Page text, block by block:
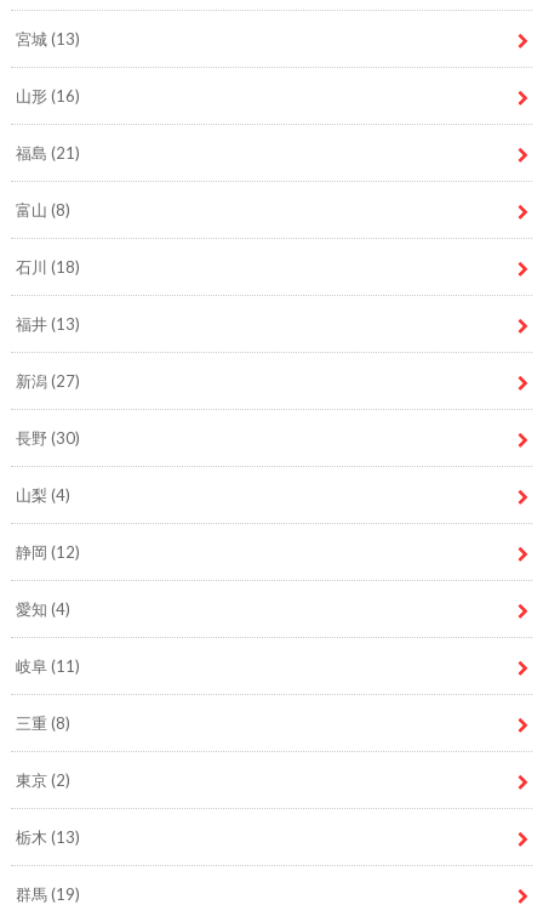
宮城(13)
山形(16)
福島 (21)
富山 (8)
石川 (18)
福井(13)
新潟(27)
長野(30)
山梨 (4)
静岡 (12)
愛知 (4)
岐阜(11)
三重 (8)
東京(2)
栃木 (13)
群馬(19)